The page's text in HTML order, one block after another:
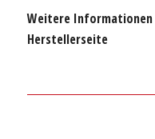
Weitere
Herstellerseite